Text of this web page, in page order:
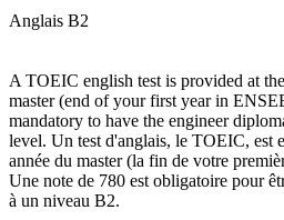
Anglais B2
A TOEIC english test is provided at
master (end of your first year in
mandatory to have the engineer
level. Un test d'anglais, le TOEIC, est
année du master (la fin de votre
Une note de 780 est obligatoire pour
à un niveau B2.